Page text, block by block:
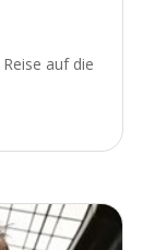
auf die